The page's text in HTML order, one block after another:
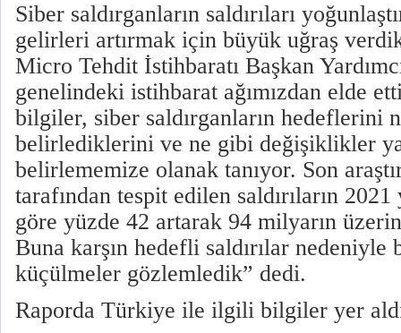
Siber saldırganların saldırıları
gelirleri artırmak için büyük uğraş
Micro Tehdit İstihbaratı Başkan
genelindeki istihbarat ağımızdan elde
bilgiler, siber saldırganların hedeflerini
belirlediklerini ve ne gibi değişiklikler
belirlememize olanak tanıyor. Son
tarafından tespit edilen saldırıların
göre yüzde 42 artarak 94 milyarın
Buna karşın hedefli saldırılar nedeniyle
küçülmeler gözlemledik” dedi.
Raporda Türkiye ile ilgili bilgiler yer